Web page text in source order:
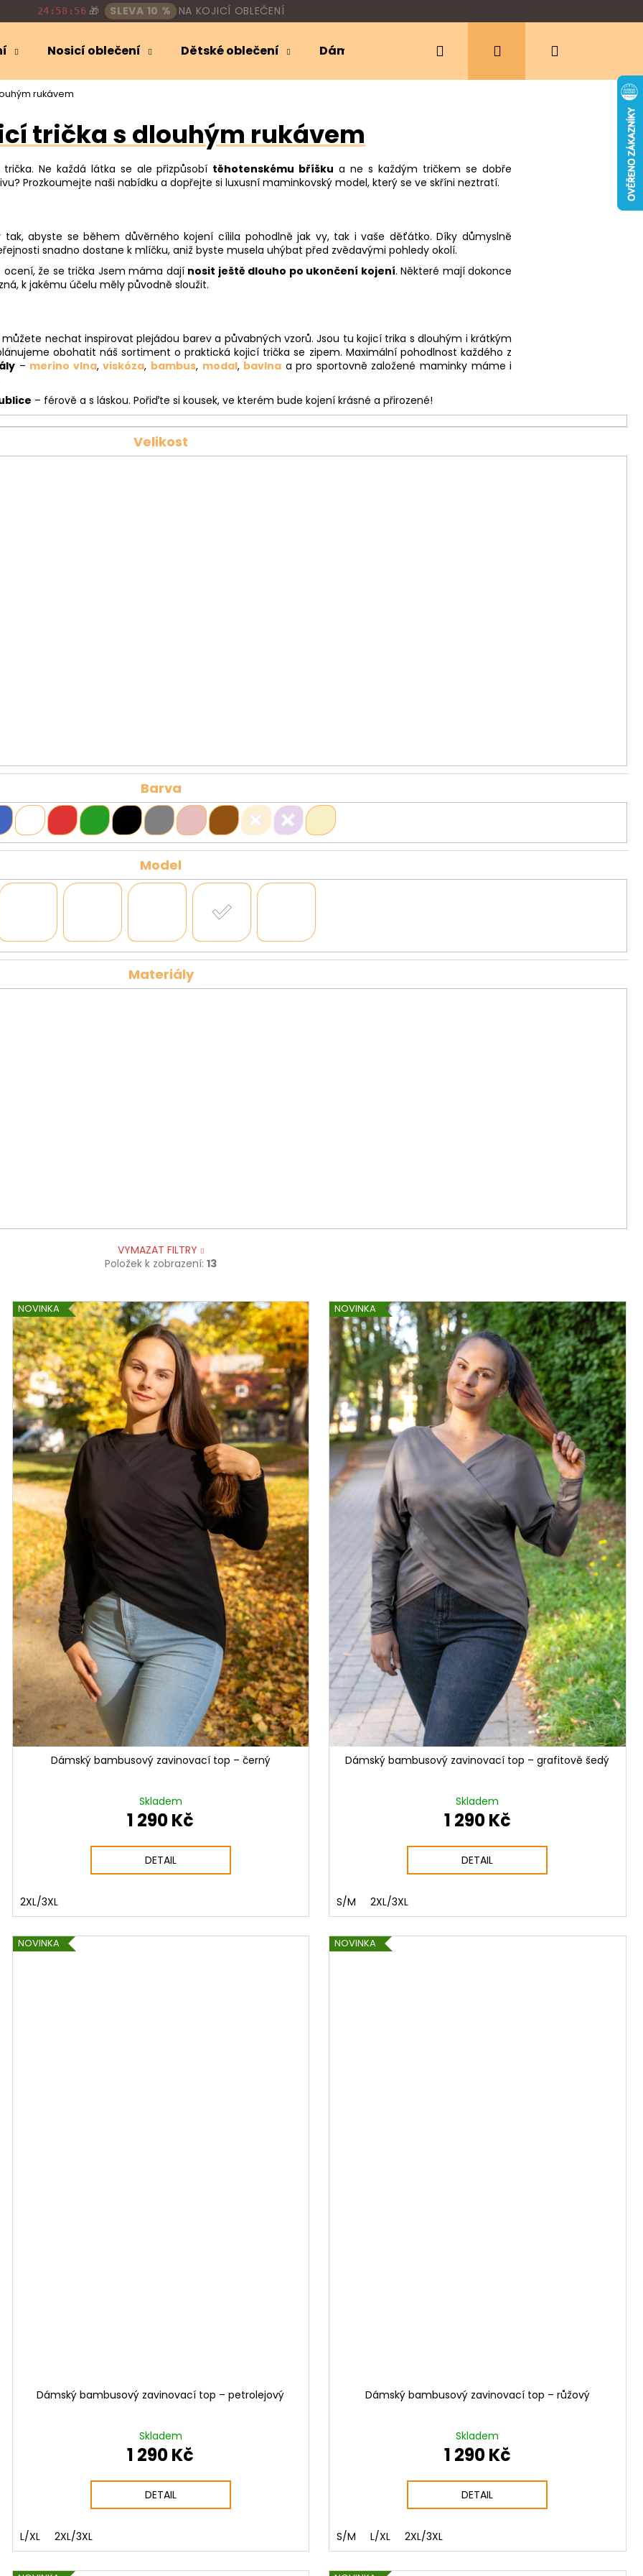
24:58:54 🎁 SLEVA 10 % NA KOJICÍ OBLEČENÍ
Nosicí oblečení Dětské oblečení Dámské oblečení Ergonomická nosítka
Hledat PřihlášeníNákupní
rukávem
trička s dlouhým rukávem
Ne každá látka se ale přizpůsobí těhotenskému bříšku a ne s každým tričkem se dobře
Prozkoumejte naši nabídku a dopřejte si luxusní maminkovský model, který se ve skříni neztratí.
tak, abyste se během důvěrného kojení cílila pohodlně jak vy, tak i vaše děťátko. Díky důmyslně
snadno dostane k mlíčku, aniž byste musela uhýbat před zvědavými pohledy okolí.
ocení, že se trička Jsem máma dají nosit ještě dlouho po ukončení kojení. Některé mají dokonce
k jakému účelu měly původně sloužit.
nechat inspirovat plejádou barev a půvabných vzorů. Jsou tu kojicí trika s dlouhým i krátkým
obohatit náš sortiment o praktická kojicí trička se zipem. Maximální pohodlnost každého z
– merino vlna,viskóza, bambus, modal, bavlna a pro sportovně založené maminky máme i
– férově a s láskou. Pořiďte si kousek, ve kterém bude kojení krásné a přirozené!
Velikost
Barva
Model
Materiály
VYMAZAT FILTRY
Položek k zobrazení: 13
NOVINKA
Dámský bambusový zavinovací top – černý
Skladem
1 290 Kč
DETAIL
2XL/3XL
NOVINKA
Dámský bambusový zavinovací top – grafitově šedý
Skladem
1 290 Kč
DETAIL
S/M 2XL/3XL
NOVINKA
Dámský bambusový zavinovací top – petrolejový
Skladem
1 290 Kč
DETAIL
L/XL 2XL/3XL
NOVINKA
Dámský bambusový zavinovací top – růžový
Skladem
1 290 Kč
DETAIL
S/M L/XL 2XL/3XL
Co potřebujete najít?
HLEDAT